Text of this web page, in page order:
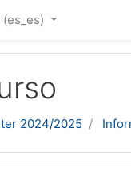
2024/2025